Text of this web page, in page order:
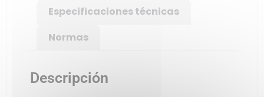
Especificaciones técnicas
Normas
Descripción